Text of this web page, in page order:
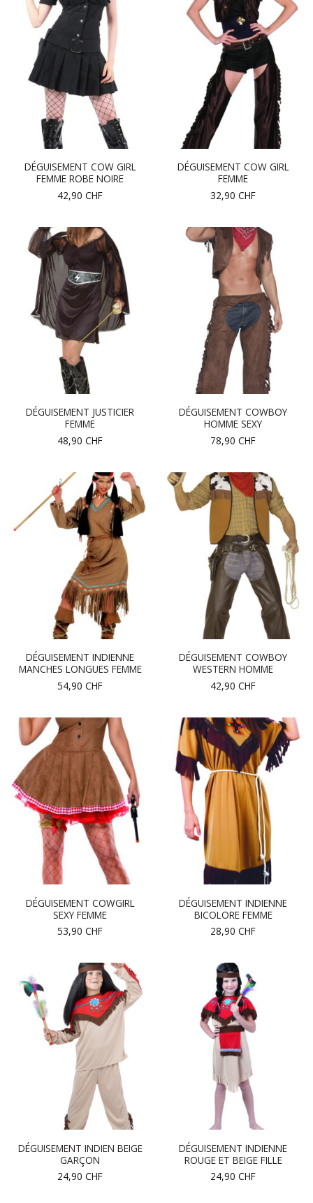
DÉGUISEMENT COW GIRL
FEMME ROBE NOIRE
42,90 CHF
DÉGUISEMENT COW GIRL
FEMME
32,90 CHF
DÉGUISEMENT JUSTICIER
FEMME
48,90 CHF
DÉGUISEMENT COWBOY
HOMME SEXY
78,90 CHF
DÉGUISEMENT INDIENNE
MANCHES LONGUES FEMME
54,90 CHF
DÉGUISEMENT COWBOY
WESTERN HOMME
42,90 CHF
DÉGUISEMENT COWGIRL
SEXY FEMME
53,90 CHF
DÉGUISEMENT INDIENNE
BICOLORE FEMME
28,90 CHF
DÉGUISEMENT INDIEN BEIGE
GARÇON
24,90 CHF
DÉGUISEMENT INDIENNE
ROUGE ET BEIGE FILLE
24,90 CHF